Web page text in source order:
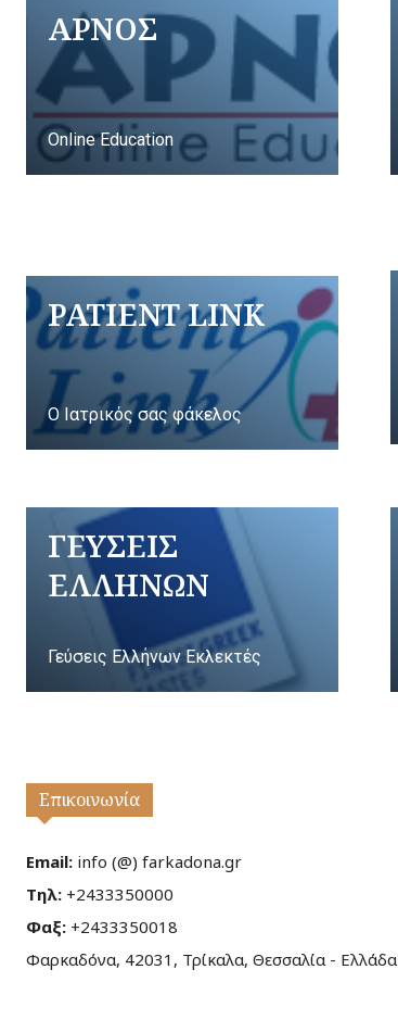
ΑΡΝΟΣ
Online Education
PATIENT LINK
Ο Ιατρικός σας φάκελος
ΓΕΥΣΕΙΣ
ΕΛΛΗΝΩΝ
Γεύσεις Ελλήνων Εκλεκτές
Επικοινωνία
Email: info (@) farkadona.gr
Τηλ: +2433350000
Φαξ: +2433350018
Φαρκαδόνα, 42031, Τρίκαλα, Θεσσαλία - Ελλάδα